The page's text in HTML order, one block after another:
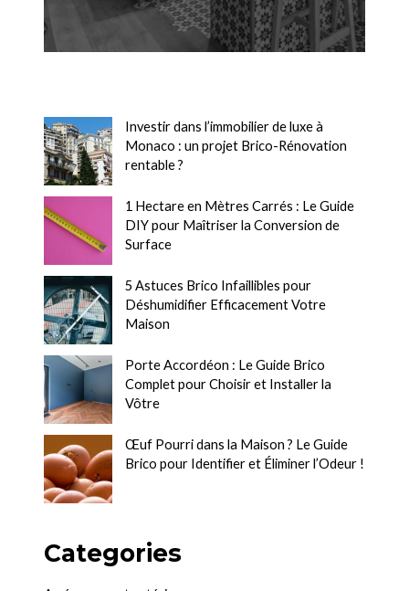
Investir dans l’immobilier de luxe à
Monaco : un projet Brico-Rénovation
rentable ?
1 Hectare en Mètres Carrés : Le Guide
DIY pour Maîtriser la Conversion de
Surface
5 Astuces Brico Infaillibles pour
Déshumidifier Efficacement Votre
Maison
Porte Accordéon : Le Guide Brico
Complet pour Choisir et Installer la
Vôtre
Œuf Pourri dans la Maison ? Le Guide
Brico pour Identifier et Éliminer l’Odeur !
Categories